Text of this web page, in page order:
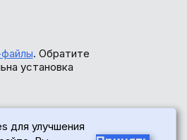
. Обратите
установка
для улучшения